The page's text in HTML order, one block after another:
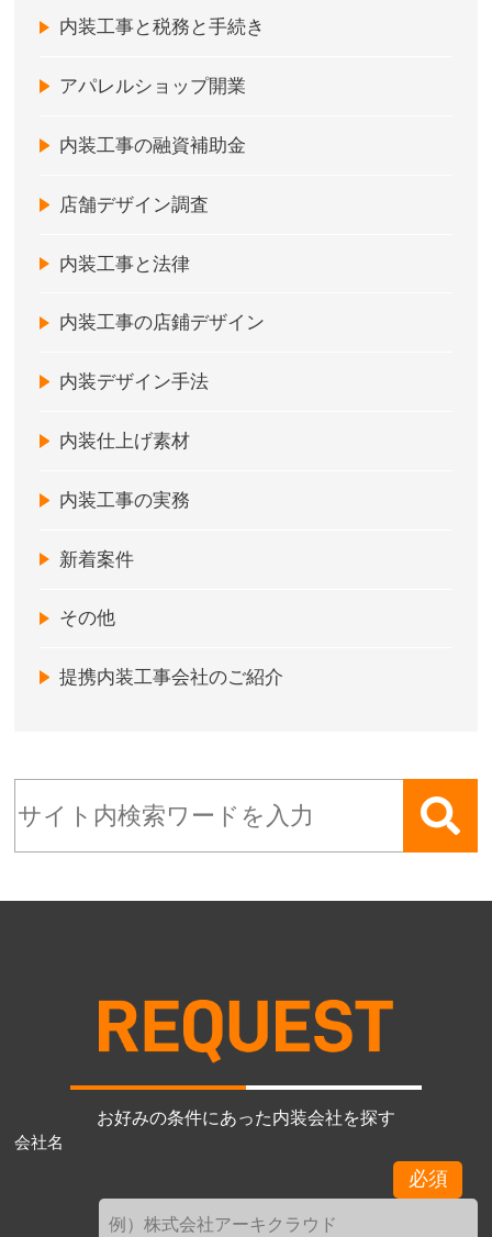
内装工事と税務と手続き
アパレルショップ開業
内装工事の融資補助金
店舗デザイン調査
内装工事と法律
内装工事の店鋪デザイン
内装デザイン手法
内装仕上げ素材
内装工事の実務
新着案件
その他
提携内装工事会社のご紹介
お好みの条件にあった内装会社を探す
会社名
必須